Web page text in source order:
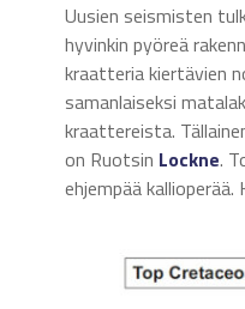
Uusien seismisten
hyvinkin pyöreä
kraatteria kiertävien
samanlaiseksi
kraattereista.
on Ruotsin Lockne.
ehjempää